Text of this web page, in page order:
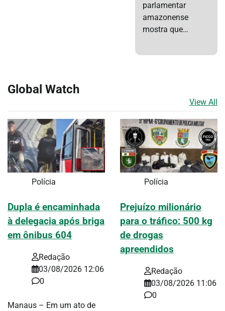
parlamentar
amazonense
mostra que…
Global Watch
View All
Polícia
Dupla é encaminhada
à delegacia após briga
em ônibus 604
Redação
03/08/2026 12:06
0
Manaus – Em um ato de
Polícia
Prejuízo milionário
para o tráfico: 500 kg
de drogas
apreendidos
Redação
03/08/2026 11:06
0